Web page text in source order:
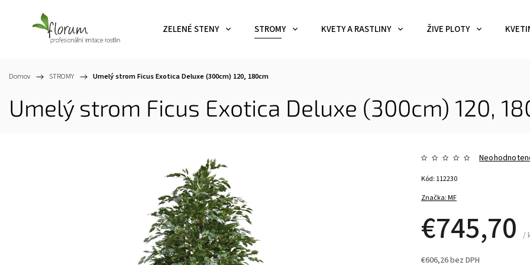
ZELENÉ STENY STROMY KVETY A RASTLINY ŽIVE PLOTY
Domov / STROMY / Umelý strom Ficus Exotica Deluxe (300cm) 120, 180cm
Umelý strom Ficus Exotica Deluxe (300cm) 120,
Značka:MF
€745,70/
€606,26 bez DPH
Kód: 112230